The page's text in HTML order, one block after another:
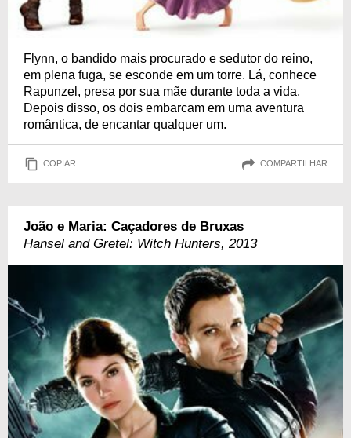
Flynn, o bandido mais procurado e sedutor do reino,
em plena fuga, se esconde em um torre. Lá, conhece
Rapunzel, presa por sua mãe durante toda a vida.
Depois disso, os dois embarcam em uma aventura
romântica, de encantar qualquer um.
COPIAR COMPARTILHAR
João e Maria: Caçadores de Bruxas
Hansel and Gretel: Witch Hunters, 2013